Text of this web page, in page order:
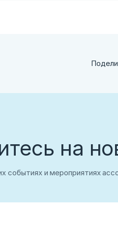
на
событиях и мероприятиях